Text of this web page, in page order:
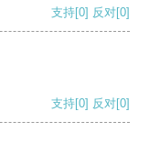
支持[0] 反对[0]
支持[0] 反对[0]